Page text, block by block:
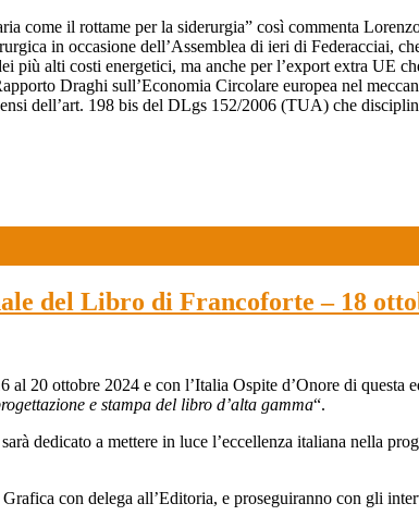
come il rottame per la siderurgia” così commenta
in occasione dell’Assemblea di ieri di Federacciai,
più alti costi energetici, ma anche per l’export extra UE
Draghi sull’Economia Circolare europea nel
dell’art. 198 bis del DLgs 152/2006 (TUA) che
del Libro di Francoforte – 18
20 ottobre 2024 e con l’Italia Ospite d’Onore di questa
e stampa del libro d’alta gamma“.
dedicato a mettere in luce l’eccellenza italiana nella
con delega all’Editoria, e proseguiranno con gli